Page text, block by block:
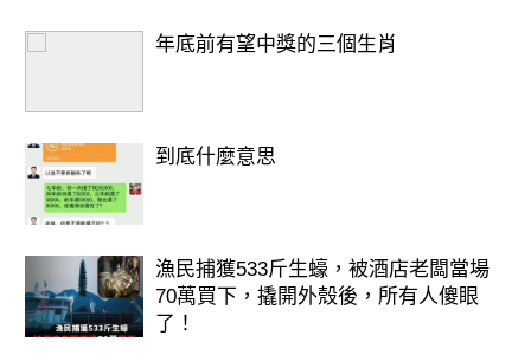
年底前有望中獎的三個生肖
到底什麼意思
漁民捕獲533斤生蠔，被酒店老闆當場
70萬買下，撬開外殼後，所有人傻眼
了！